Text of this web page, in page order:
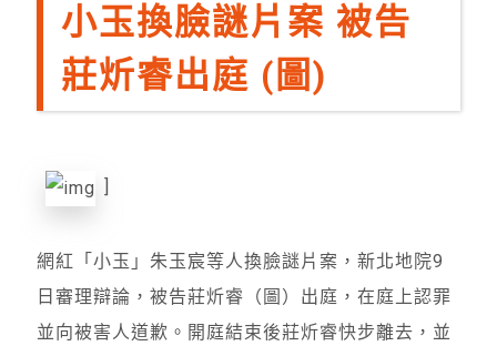
小玉換臉謎片案 被告
莊炘睿出庭 (圖)
網紅「小玉」朱玉宸等人換臉謎片案，新北地院9
日審理辯論，被告莊炘睿（圖）出庭，在庭上認罪
並向被害人道歉。開庭結束後莊炘睿快步離去，並